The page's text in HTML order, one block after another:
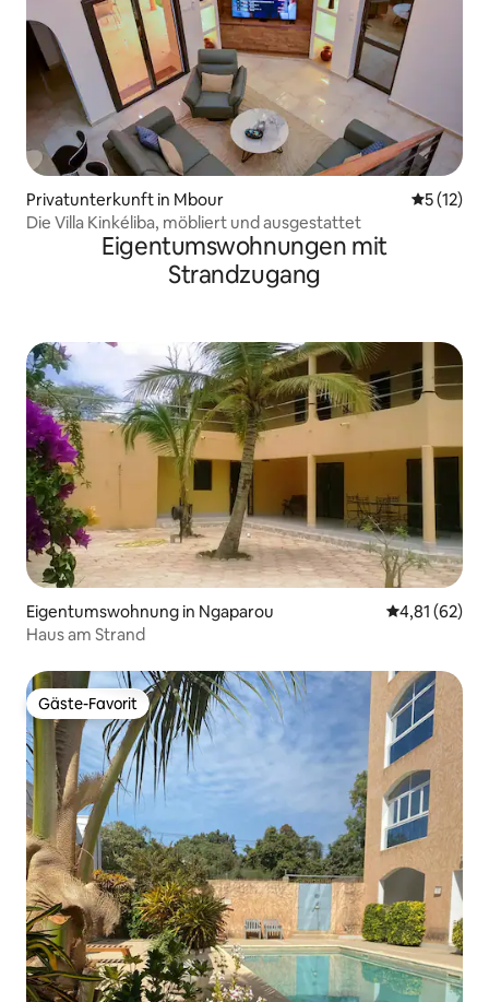
Privatunterkunft in Mbour
5 (12)
Die Villa Kinkéliba, möbliert und ausgestattet
Eigentumswohnungen mit
Strandzugang
Eigentumswohnung in Ngaparou
4,81 (62)
Haus am Strand
Gäste-Favorit
Gäste-Favorit